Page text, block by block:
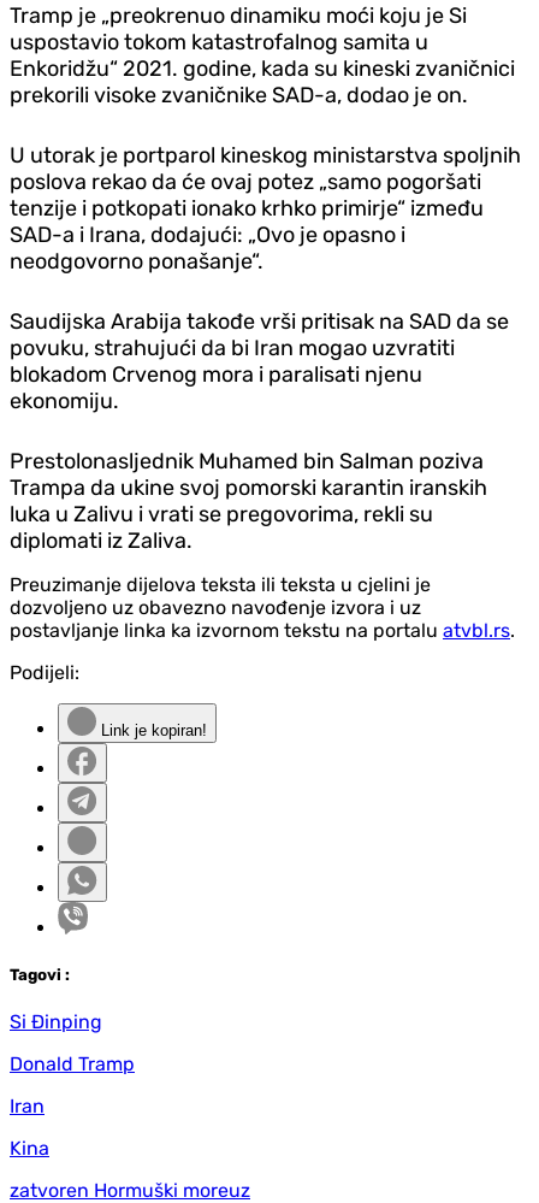
Tramp je „preokrenuo dinamiku moći koju je Si
uspostavio tokom katastrofalnog samita u
Enkoridžu“ 2021. godine, kada su kineski zvaničnici
prekorili visoke zvaničnike SAD-a, dodao je on.
U utorak je portparol kineskog ministarstva spoljnih
poslova rekao da će ovaj potez „samo pogoršati
tenzije i potkopati ionako krhko primirje“ između
SAD-a i Irana, dodajući: „Ovo je opasno i
neodgovorno ponašanje“.
Saudijska Arabija takođe vrši pritisak na SAD da se
povuku, strahujući da bi Iran mogao uzvratiti
blokadom Crvenog mora i paralisati njenu
ekonomiju.
Prestolonasljednik Muhamed bin Salman poziva
Trampa da ukine svoj pomorski karantin iranskih
luka u Zalivu i vrati se pregovorima, rekli su
diplomati iz Zaliva.
Preuzimanje dijelova teksta ili teksta u cjelini je
dozvoljeno uz obavezno navođenje izvora i uz
postavljanje linka ka izvornom tekstu na portalu atvbl.rs.
Podijeli:
Link je kopiran!
Tagovi :
Si Đinping
Donald Tramp
Iran
Kina
zatvoren Hormuški moreuz